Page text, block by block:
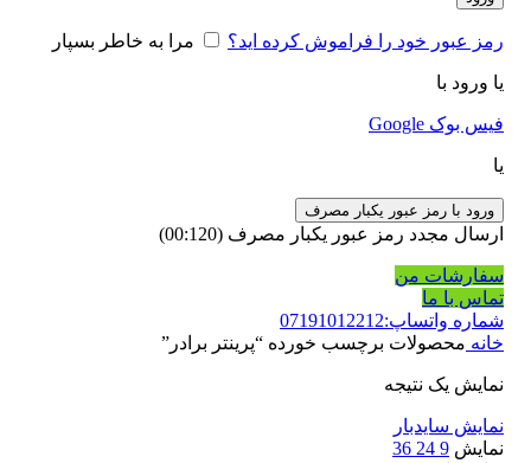
رمز عبور خود را فراموش کرده اید؟ مرا به خاطر بسپار
یا ورود با
فیس بوک Google
یا
ورود با رمز عبور یکبار مصرف
ارسال مجدد رمز عبور یکبار مصرف (00:
120
)
سفارشات من
تماس با ما
شماره واتساپ:07191012212
خانه محصولات برچسب خورده “پرینتر برادر”
نمایش یک نتیجه
نمایش سایدبار
نمایش 9
24
36